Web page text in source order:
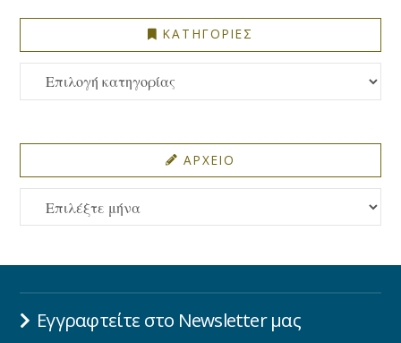
ΚΑΤΗΓΟΡΙΕΣ
ΚΑΤΗΓΟΡΙΕΣ
ΑΡΧΕΙΟ
ΑΡΧΕΙΟ
Εγγραφτείτε στο Newsletter μας